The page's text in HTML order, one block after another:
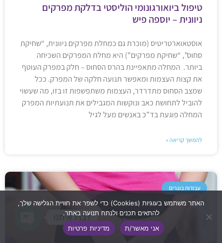
טיפול ביואורגונומי הוליסטי בדלקת מפרקים
ניוונית – יוספה פיש
אוסטאוארטריטיס (מוכרת גם כמחלת מפרקים ניוונית, “שחיקת
סחוס”, “שחיקת מפרקים”) היא מחלת המפרקים השכיחה
ביותר. המחלה מתאפיינת בהרס הסחוס – חלק במפרק העוטף
את קצות העצמות ומאפשר תנועה חלקה של המפרק. ככל
שמצב הסחוס מתדרדר, העצמות משתפשפות זו בזו, מה שעשוי
להוביל לתחושת כאב ונוקשות המגבילים את תנועתיות המפרק
המחלה פוגעת בד”כ באנשים מעל לגיל
להמשך קריאה »
עבודות בוגרים
האתר משתמש בעוגיות (Cookies) כדי לשפר את חוויית הגלישה שלך,
להתאים תכנים ולנתח תנועה באתר.
אני מאשר/ת
מדיניות פרטיות
דברו איתנו